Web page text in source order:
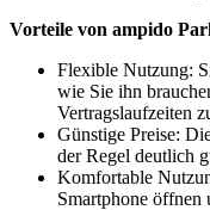
Vorteile von ampido
Flexible Nutzung:
wie Sie ihn
Vertragslaufzeiten
Günstige Preise:
der Regel deutlich
Komfortable
Smartphone öffnen